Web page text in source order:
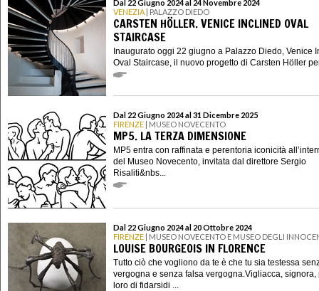
Dal 22 Giugno 2024 al 24 Novembre 2024
VENEZIA | PALAZZO DIEDO
CARSTEN HÖLLER. VENICE INCLINED OVAL
STAIRCASE
Inaugurato oggi 22 giugno a Palazzo Diedo, Venice
Oval Staircase, il nuovo progetto di Carsten Höller
Dal 22 Giugno 2024 al 31 Dicembre 2025
FIRENZE | MUSEO NOVECENTO
MP5. LA TERZA DIMENSIONE
MP5 entra con raffinata e perentoria iconicità
del Museo Novecento, invitata dal direttore Sergio
Risaliti&nbs...
Dal 22 Giugno 2024 al 20 Ottobre 2024
FIRENZE | MUSEO NOVECENTO E MUSEO DEGLI
LOUISE BOURGEOIS IN FLORENCE
Tutto ciò che vogliono da te è che tu sia testessa
vergogna e senza falsa vergogna.Vigliacca, signora,
loro di fidarsidi ...